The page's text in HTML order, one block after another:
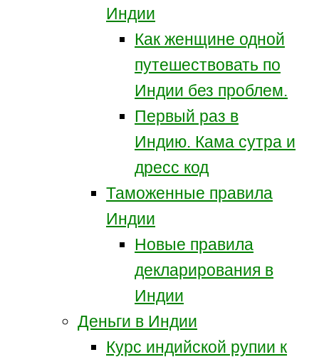
Индии
Как женщине одной
путешествовать по
Индии без проблем.
Первый раз в
Индию. Кама сутра и
дресс код
Таможенные правила
Индии
Новые правила
декларирования в
Индии
Деньги в Индии
Курс индийской рупии к